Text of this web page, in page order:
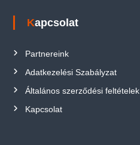
Kapcsolat
Partnereink
Adatkezelési Szabályzat
Általános szerződési feltételek
Kapcsolat